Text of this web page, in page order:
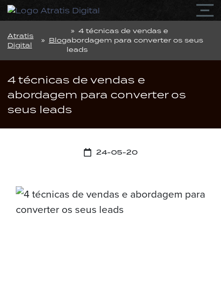
Atratis
Digital
» Blog
» 4 técnicas de vendas e
abordagem para converter os seus
leads
4 técnicas de vendas e
abordagem para converter os
seus leads
24-05-20